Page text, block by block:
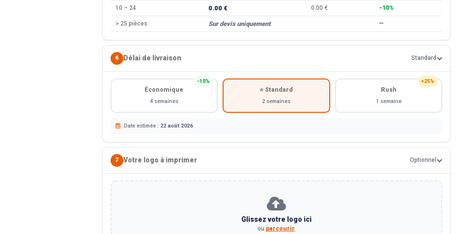
10 – 24 0.00 € 0.00 € −10%
> 25 pièces Sur devis uniquement —
6 Délai de livraison Standard
−10%
Économique
4 semaines
⭐ Standard
2 semaines
+25%
Rush
1 semaine
Date estimée : 22 août 2026
7 Votre logo à imprimer Optionnel
Glissez votre logo ici
ou parcourir